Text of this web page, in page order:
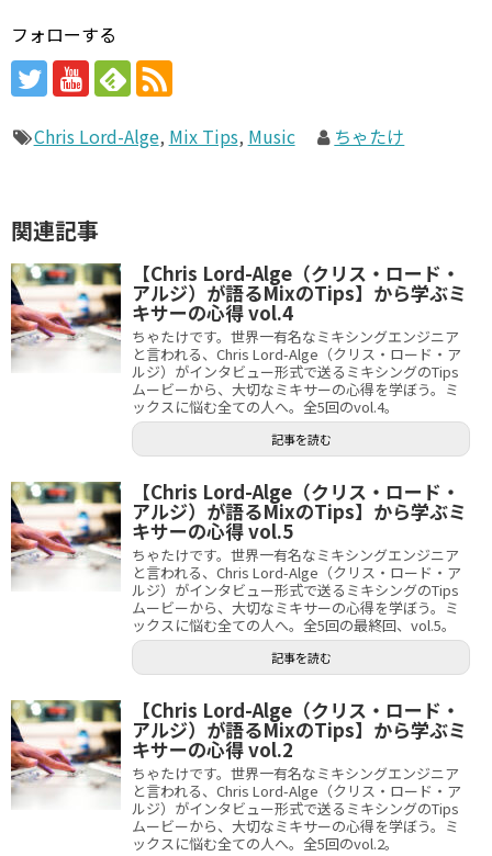
フォローする
Chris Lord-Alge, Mix Tips, Music ちゃたけ
関連記事
【Chris Lord-Alge（クリス・ロード・
アルジ）が語るMixのTips】から学ぶミ
キサーの心得 vol.4
ちゃたけです。世界一有名なミキシングエンジニア
と言われる、Chris Lord-Alge（クリス・ロード・ア
ルジ）がインタビュー形式で送るミキシングのTips
ムービーから、大切なミキサーの心得を学ぼう。ミ
ックスに悩む全ての人へ。全5回のvol.4。
記事を読む
【Chris Lord-Alge（クリス・ロード・
アルジ）が語るMixのTips】から学ぶミ
キサーの心得 vol.5
ちゃたけです。世界一有名なミキシングエンジニア
と言われる、Chris Lord-Alge（クリス・ロード・ア
ルジ）がインタビュー形式で送るミキシングのTips
ムービーから、大切なミキサーの心得を学ぼう。ミ
ックスに悩む全ての人へ。全5回の最終回、vol.5。
記事を読む
【Chris Lord-Alge（クリス・ロード・
アルジ）が語るMixのTips】から学ぶミ
キサーの心得 vol.2
ちゃたけです。世界一有名なミキシングエンジニア
と言われる、Chris Lord-Alge（クリス・ロード・ア
ルジ）がインタビュー形式で送るミキシングのTips
ムービーから、大切なミキサーの心得を学ぼう。ミ
ックスに悩む全ての人へ。全5回のvol.2。